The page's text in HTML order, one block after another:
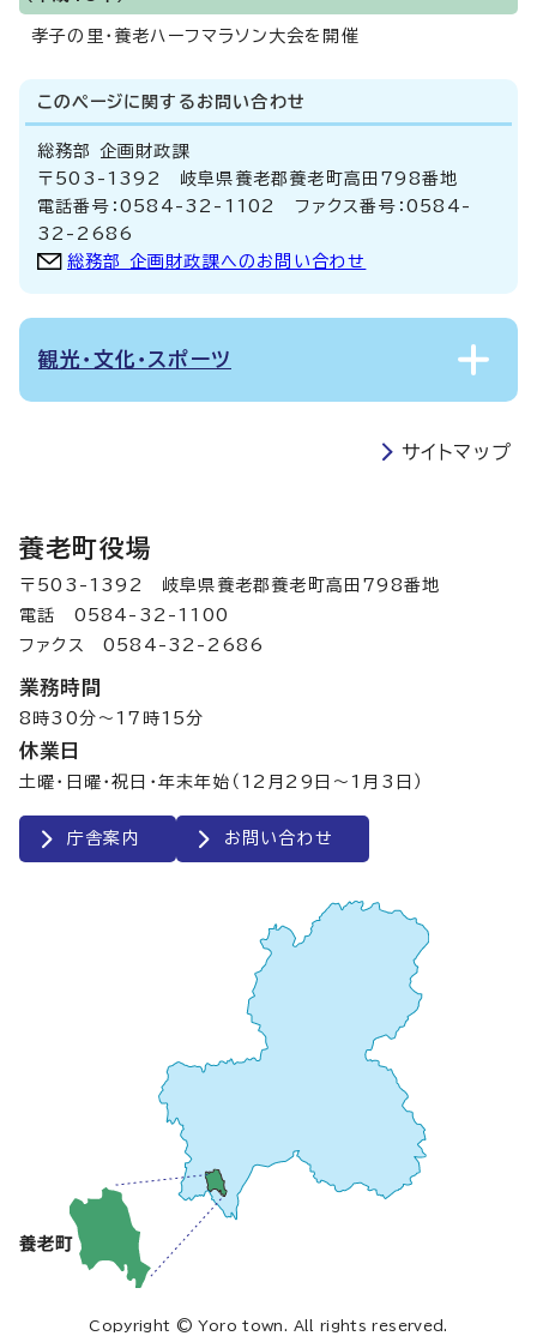
孝子の里・養老ハーフマラソン大会を開催
このページに関する お問い合わせ
総務部 企画財政課
〒503-1392 岐阜県養老郡養老町高田798番地
電話番号：0584-32-1102 ファクス番号：0584-
32-2686
総務部 企画財政課へのお問い合わせ
観光・文化・スポーツ
サイトマップ
養老町役場
〒503-1392 岐阜県養老郡養老町高田798番地
電話 0584-32-1100
ファクス 0584-32-2686
業務時間
8時30分～17時15分
休業日
土曜・日曜・祝日・年末年始（12月29日～1月3日）
庁舎案内 お問い合わせ
Copyright © Yoro town. All rights reserved.